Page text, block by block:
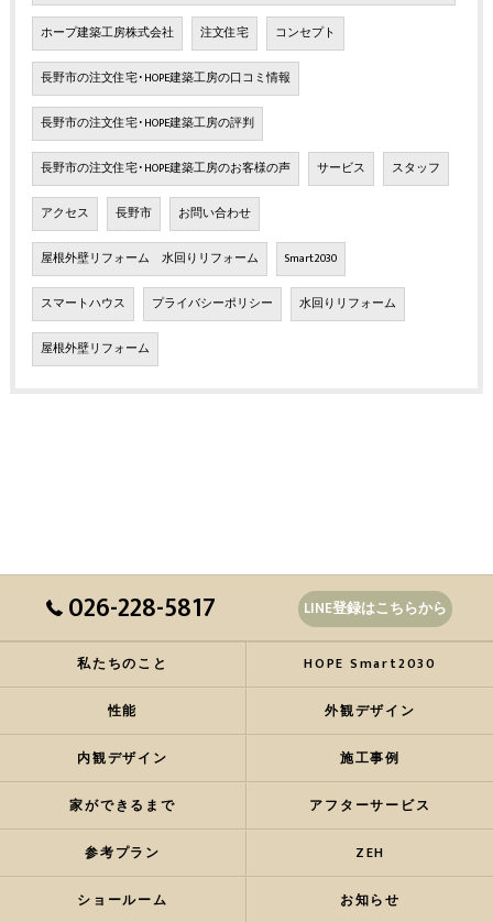
ホープ建築工房株式会社 注文住宅 コンセプト
長野市の注文住宅･HOPE建築工房の口コミ情報
長野市の注文住宅･HOPE建築工房の評判
長野市の注文住宅･HOPE建築工房のお客様の声 サービス スタッフ
アクセス 長野市 お問い合わせ
屋根外壁リフォーム 水回りリフォーム Smart2030
スマートハウス プライバシーポリシー 水回りリフォーム
屋根外壁リフォーム
026-228-5817 LINE登録はこちらから
私たちのこと HOPE Smart2030
性能 外観デザイン
内観デザイン 施工事例
家ができるまで アフターサービス
参考プラン ZEH
ショールーム お知らせ